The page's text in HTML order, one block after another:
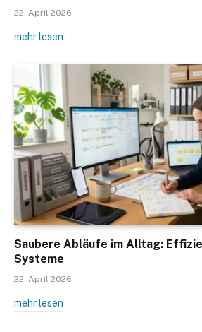
22. April 2026
mehr lesen
Saubere Abläufe im Alltag:
Systeme
22. April 2026
mehr lesen